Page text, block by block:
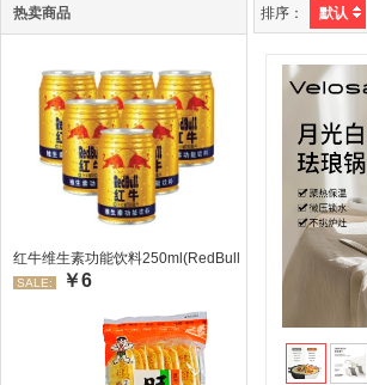
热卖商品
红牛维生素功能饮料250ml(RedBull/红牛)
SALE: ￥6
排序： 默认